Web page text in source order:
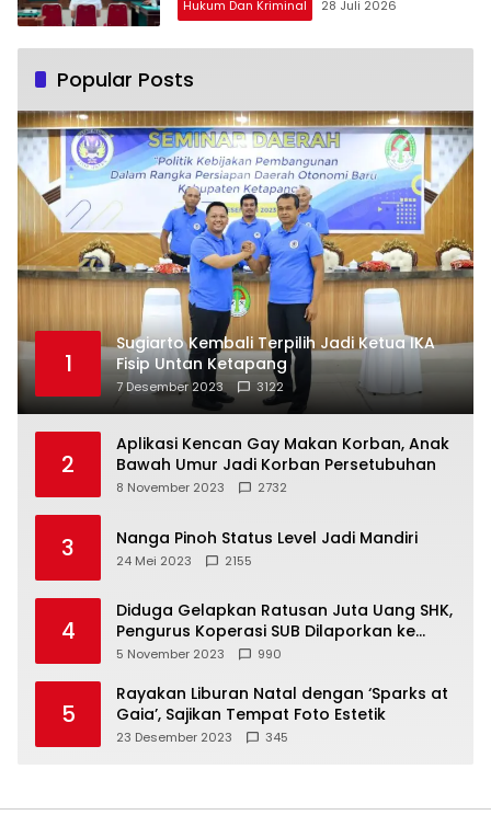
Hukum Dan Kriminal 28 Juli 2026
Popular Posts
1
Sugiarto Kembali Terpilih Jadi Ketua IKA
Fisip Untan Ketapang
7 Desember 2023 3122
2
Aplikasi Kencan Gay Makan Korban, Anak
Bawah Umur Jadi Korban Persetubuhan
8 November 2023 2732
3 Nanga Pinoh Status Level Jadi Mandiri
24 Mei 2023 2155
4
Diduga Gelapkan Ratusan Juta Uang SHK,
Pengurus Koperasi SUB Dilaporkan ke
Polisi
5 November 2023 990
5
Rayakan Liburan Natal dengan ‘Sparks at
Gaia’, Sajikan Tempat Foto Estetik
23 Desember 2023 345